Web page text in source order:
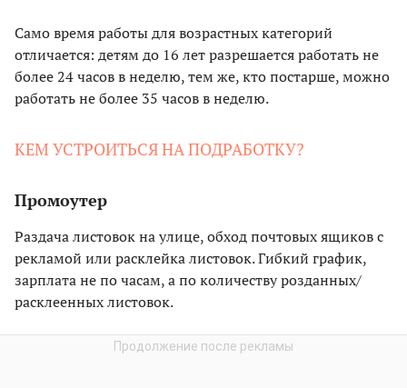
Само время работы для возрастных категорий
отличается: детям до 16 лет разрешается работать не
более 24 часов в неделю, тем же, кто постарше, можно
работать не более 35 часов в неделю.
КЕМ УСТРОИТЬСЯ НА ПОДРАБОТКУ?
Промоутер
Раздача листовок на улице, обход почтовых ящиков с
рекламой или расклейка листовок. Гибкий график,
зарплата не по часам, а по количеству розданных/
расклеенных листовок.